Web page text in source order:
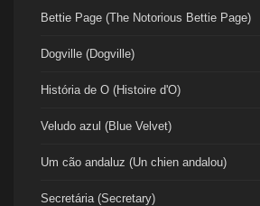
Bettie Page (The Notorious Bettie Page)
Dogville (Dogville)
História de O (Histoire d'O)
Veludo azul (Blue Velvet)
Um cão andaluz (Un chien andalou)
Secretária (Secretary)